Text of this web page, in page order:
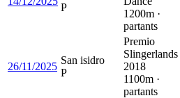
P
1200m ·
partants
26/11/2025
San isidro
P
Premio
Slingerlands
2018
1100m ·
partants